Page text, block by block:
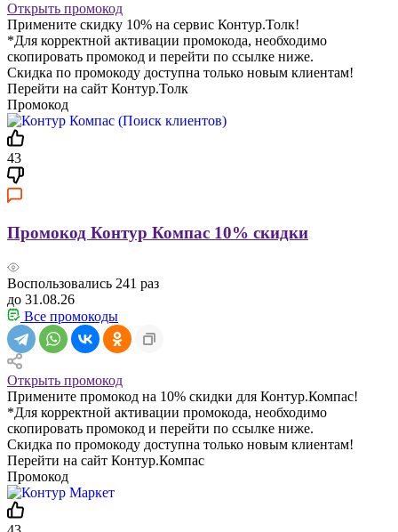
Открыть промокод
Примените скидку 10% на сервис Контур.Толк!
*Для корректной активации промокода, необходимо
скопировать промокод и перейти по ссылке ниже.
Скидка по промокоду доступна только новым клиентам!
Перейти на сайт Контур.Толк
Промокод
43
Промокод Контур Компас 10% скидки
Воспользовались 241 раз
до 31.08.26
Все промокоды
Открыть промокод
Примените промокод на 10% скидки для Контур.Компас!
*Для корректной активации промокода, необходимо
скопировать промокод и перейти по ссылке ниже.
Скидка по промокоду доступна только новым клиентам!
Перейти на сайт Контур.Компас
Промокод